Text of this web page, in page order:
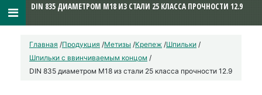
Главная /Продукция /Метизы /Крепеж /Шпильки /
Шпильки с ввинчиваемым концом /
DIN 835 диаметром М18 из стали 25 класса прочности 12.9
DIN 835 ДИАМЕТРОМ М18 ИЗ СТАЛИ 25 КЛАССА ПРОЧНОСТИ 12.9